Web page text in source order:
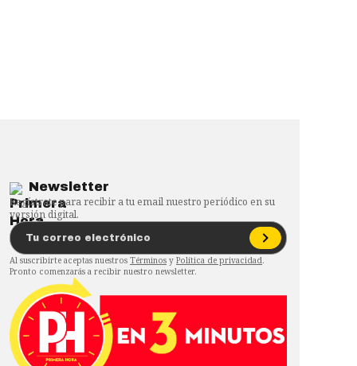
Newsletter
Regístrate para recibir a tu email nuestro periódico en su
versión digital.
Al suscribirte aceptas nuestros Términos y Política de privacidad.
Pronto comenzarás a recibir nuestro newsletter.